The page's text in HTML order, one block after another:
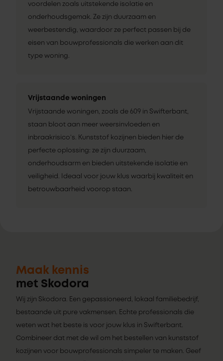
voordelen zoals uitstekende isolatie en
onderhoudsgemak. Ze zijn duurzaam en
weerbestendig, waardoor ze perfect passen bij de
eisen van bouwprofessionals die werken aan dit
type woning.
Vrijstaande woningen
Vrijstaande woningen, zoals de 609 in Swifterbant,
staan bloot aan meer weersinvloeden en
inbraakrisico’s. Kunststof kozijnen bieden hier de
perfecte oplossing: ze zijn duurzaam,
onderhoudsarm en bieden uitstekende isolatie en
veiligheid. Ideaal voor jouw klus waarbij kwaliteit en
betrouwbaarheid voorop staan.
Maak kennis
met Skodora
Wij zijn Skodora. Een gepassioneerd, lokaal familiebedrijf,
bestaande uit pure vakmensen. Echte professionals die
weten wat het beste is voor jouw klus in Swifterbant.
Combineer dat met de wil om het bestellen van kunststof
kozijnen voor bouwprofessionals simpeler te maken. Geef